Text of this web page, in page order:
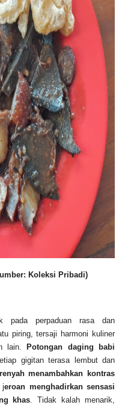
Koleksi Pribadi)
pada perpaduan rasa dan
piring, tersaji harmoni kuliner
lain.Potongan daging babi
gigitan terasa lembut dan
menambahkan kontras
jeroan menghadirkan sensasi
khas . Tidak kalah menarik,